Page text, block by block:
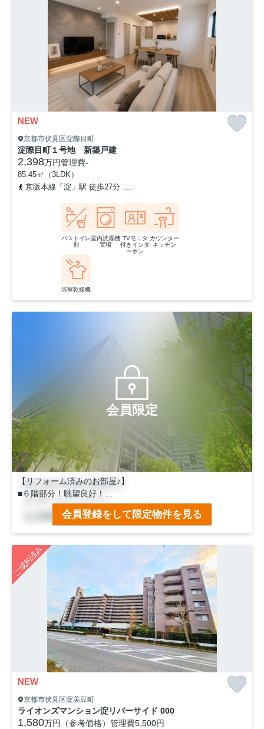
NEW
京都市伏見区淀際目町
淀際目町１号地 新築戸建
2,398万円管理費-
85.45㎡（3LDK）
京阪本線「淀」駅 徒歩27分
バストイレ
別
室内洗濯機
置場
TVモニタ
付きインタ
ーホン
カウンター
キッチン
浴室乾燥機
会員限定
【リフォーム済みのお部屋♪】
■６階部分！眺望良好！
■京阪バス「淀木津町」停歩９分！
■南西向き！日当たり良好◎
■ペットと暮らせます♪（規約有）
会員登録をして限定物件を見る
ご成約済み
NEW
京都市伏見区淀美豆町
ライオンズマンション淀リバーサイド 000
1,580万円（参考価格） 管理費5,500円